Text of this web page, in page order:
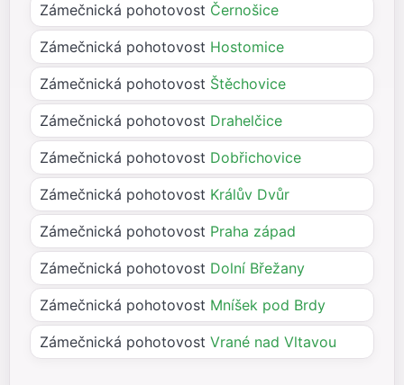
Zámečnická pohotovost Černošice
Zámečnická pohotovost Hostomice
Zámečnická pohotovost Štěchovice
Zámečnická pohotovost Drahelčice
Zámečnická pohotovost Dobřichovice
Zámečnická pohotovost Králův Dvůr
Zámečnická pohotovost Praha západ
Zámečnická pohotovost Dolní Břežany
Zámečnická pohotovost Mníšek pod Brdy
Zámečnická pohotovost Vrané nad Vltavou